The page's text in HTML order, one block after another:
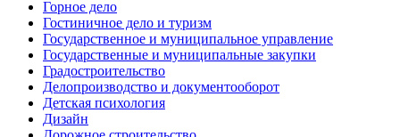
Горное дело
Гостиничное дело и туризм
Государственное и муниципальное управление
Государственные и муниципальные закупки
Градостроительство
Делопроизводство и документооборот
Детская психология
Дизайн